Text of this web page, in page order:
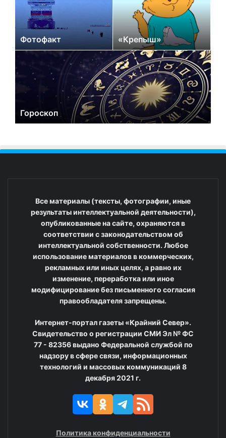
Фотофакт «Крепыш»
Гороскоп
Все материалы (тексты, фотографии, иные
результаты интеллектуальной деятельности),
опубликованные на сайте, охраняются в
соответствии с законодательством об
интеллектуальной собственности. Любое
использование материалов в коммерческих,
рекламных или иных целях, а равно их
изменение, переработка или иное
модифицирование без письменного согласия
правообладателя запрещены.
Интернет-портал газеты «Крайний Север».
Свидетельство о регистрации СМИ Эл № ФС
77 - 82356 выдано Федеральной службой по
надзору в сфере связи, информационных
технологий и массовых коммуникаций 8
декабря 2021 г.
Политика конфиденциальности